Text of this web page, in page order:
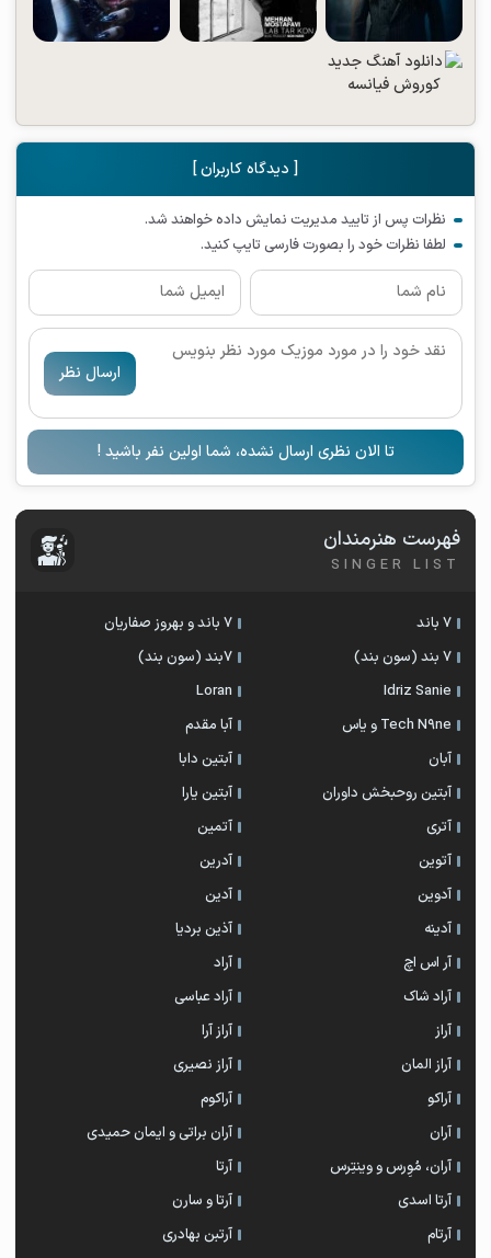
[ دیدگاه کاربران ]
نظرات پس از تایید مدیریت نمایش داده خواهند شد.
لطفا نظرات خود را بصورت فارسی تایپ کنید.
ارسال نظر
تا الان نظری ارسال نشده، شما اولین نفر باشید !
فهرست هنرمندان
SINGER LIST
7 باند
7 باند و بهروز صفاریان
7 بند (سون بند)
۷بند (سون بند)
Idriz Sanie
Loran
Tech N9ne و یاس
آبا مقدم
آبان
آبتین دابا
آبتین روحبخش داوران
آبتین یارا
آتری
آتمین
آتوین
آدرین
آدوین
آدین
آدینه
آذین بردیا
آر اس اچ
آراد
آراد شاک
آراد عباسی
آراز
آراز آرا
آراز المان
آراز نصیری
آراکو
آراکوم
آران
آران براتی و ایمان حمیدی
آران، مُوِرس و وینتِرس
آرتا
آرتا اسدی
آرتا و سارن
آرتام
آرتبن بهادری